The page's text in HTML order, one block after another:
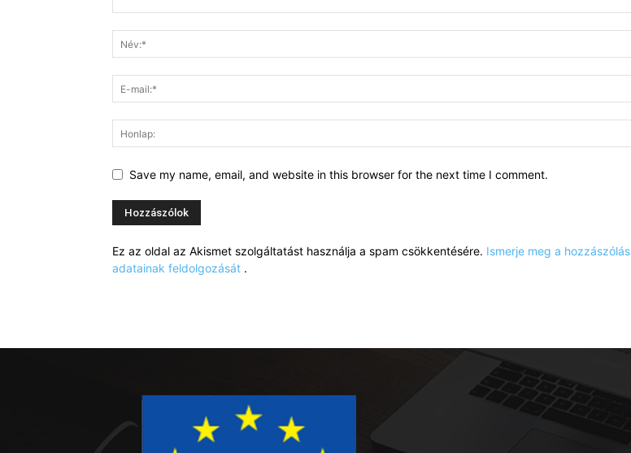
Save my name, email, and website in this browser for the next time I comment.
Ez az oldal az Akismet szolgáltatást használja a spam csökkentésére. Ismerje meg a hozzászólás
adatainak feldolgozását .